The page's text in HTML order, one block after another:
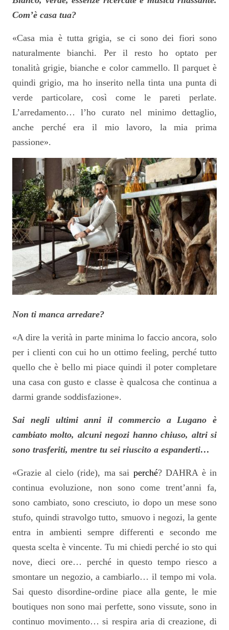
Com’è casa tua?
«Casa mia è tutta grigia, se ci sono dei fiori sono
naturalmente bianchi. Per il resto ho optato per
tonalità grigie, bianche e color cammello. Il parquet è
quindi grigio, ma ho inserito nella tinta una punta di
verde particolare, così come le pareti perlate.
L’arredamento… l’ho curato nel minimo dettaglio,
anche perché era il mio lavoro, la mia prima
passione».
Non ti manca arredare?
«A dire la verità in parte minima lo faccio ancora, solo
per i clienti con cui ho un ottimo feeling, perché tutto
quello che è bello mi piace quindi il poter completare
una casa con gusto e classe è qualcosa che continua a
darmi grande soddisfazione».
Sai negli ultimi anni il commercio a Lugano è
cambiato molto, alcuni negozi hanno chiuso, altri si
sono trasferiti, mentre tu sei riuscito a espanderti…
«Grazie al cielo (ride), ma sai perché? DAHRA è in
continua evoluzione, non sono come trent’anni fa,
sono cambiato, sono cresciuto, io dopo un mese sono
stufo, quindi stravolgo tutto, smuovo i negozi, la gente
entra in ambienti sempre differenti e secondo me
questa scelta è vincente. Tu mi chiedi perché io sto qui
nove, dieci ore… perché in questo tempo riesco a
smontare un negozio, a cambiarlo… il tempo mi vola.
Sai questo disordine-ordine piace alla gente, le mie
boutiques non sono mai perfette, sono vissute, sono in
continuo movimento… si respira aria di creazione, di